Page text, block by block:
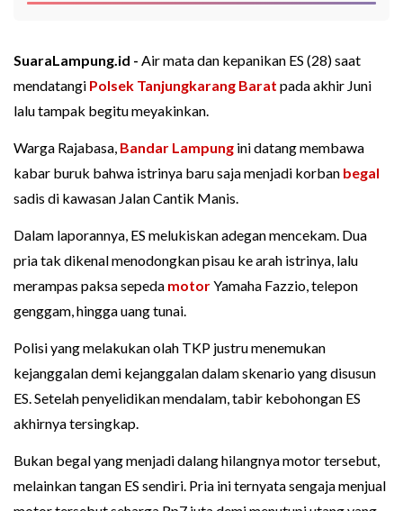
SuaraLampung.id - Air mata dan kepanikan ES (28) saat
mendatangi Polsek Tanjungkarang Barat pada akhir Juni
lalu tampak begitu meyakinkan.
Warga Rajabasa, Bandar Lampung ini datang membawa
kabar buruk bahwa istrinya baru saja menjadi korban begal
sadis di kawasan Jalan Cantik Manis.
Dalam laporannya, ES melukiskan adegan mencekam. Dua
pria tak dikenal menodongkan pisau ke arah istrinya, lalu
merampas paksa sepeda motorYamaha Fazzio, telepon
genggam, hingga uang tunai.
Polisi yang melakukan olah TKP justru menemukan
kejanggalan demi kejanggalan dalam skenario yang disusun
ES. Setelah penyelidikan mendalam, tabir kebohongan ES
akhirnya tersingkap.
Bukan begal yang menjadi dalang hilangnya motor tersebut,
melainkan tangan ES sendiri. Pria ini ternyata sengaja menjual